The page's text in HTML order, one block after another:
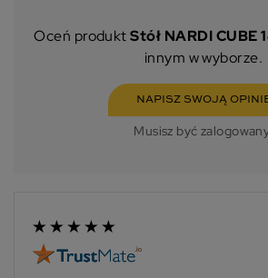
Oceń produktStół NARDI CUBE
innym w wyborze.
NAPISZ SWOJĄ
Musisz być